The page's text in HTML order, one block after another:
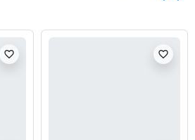
favorite_border favorite_border